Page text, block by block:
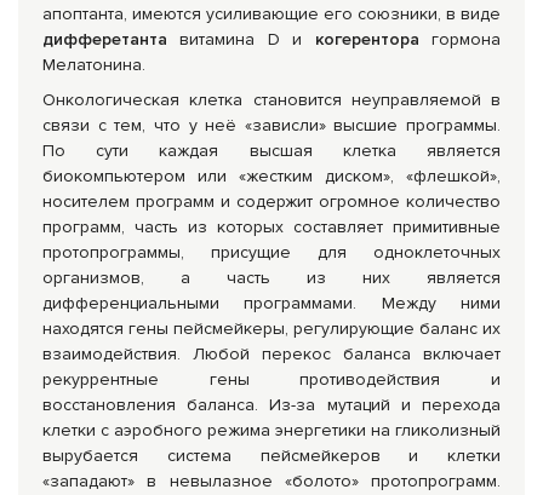
апоптанта, имеются усиливающие его союзники, в виде
дифферетанта витамина D и когерентора гормона
Мелатонина.
Онкологическая клетка становится неуправляемой в
связи с тем, что у неё «зависли» высшие программы.
По сути каждая высшая клетка является
биокомпьютером или «жестким диском», «флешкой»,
носителем программ и содержит огромное количество
программ, часть из которых составляет примитивные
протопрограммы, присущие для одноклеточных
организмов, а часть из них является
дифференциальными программами. Между ними
находятся гены пейсмейкеры, регулирующие баланс их
взаимодействия. Любой перекос баланса включает
рекуррентные гены противодействия и
восстановления баланса. Из-за мутаций и перехода
клетки с аэробного режима энергетики на гликолизный
вырубается система пейсмейкеров и клетки
«западают» в невылазное «болото» протопрограмм.